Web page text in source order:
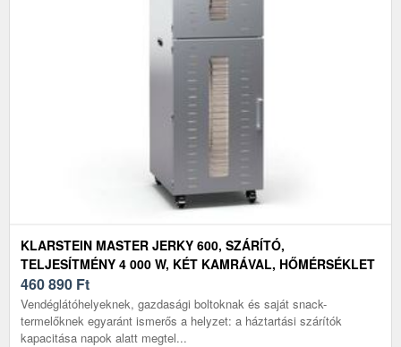
KLARSTEIN MASTER JERKY 600, SZÁRÍTÓ,
TELJESÍTMÉNY 4 000 W, KÉT KAMRÁVAL, HŐMÉRSÉKLET
TARTOMÁNY 30 - 90 °C
460 890 Ft
Vendéglátóhelyeknek, gazdasági boltoknak és saját snack-
termelőknek egyaránt ismerős a helyzet: a háztartási szárítók
kapacitása napok alatt megtel...